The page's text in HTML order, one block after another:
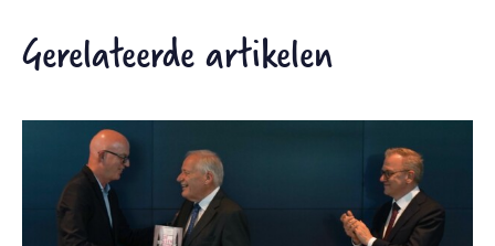
Gerelateerde artikelen